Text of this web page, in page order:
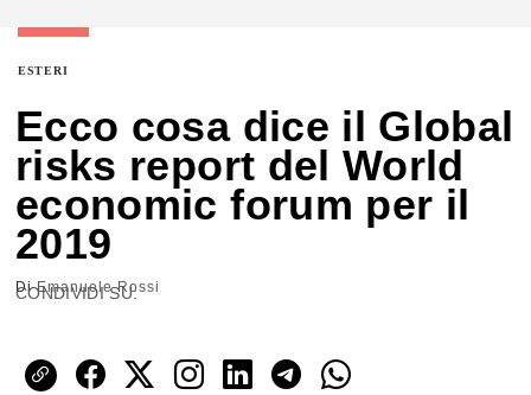
ESTERI
Ecco cosa dice il Global
risks report del World
economic forum per il
2019
DiEmanuele Rossi
CONDIVIDI SU: